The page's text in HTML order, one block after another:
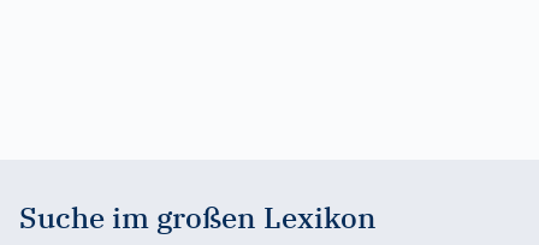
Suche im großen Lexikon